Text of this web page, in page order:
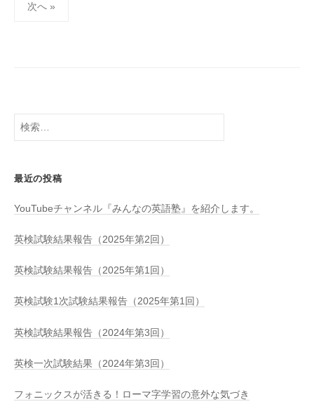
送
り
次へ »
検
索:
最近の投稿
YouTubeチャンネル『みんなの英語塾』を紹介します。
英検試験結果報告（2025年第2回）
英検試験結果報告（2025年第1回）
英検試験1次試験結果報告（2025年第1回）
英検試験結果報告（2024年第3回）
英検一次試験結果（2024年第3回）
フォニックスが活きる！ローマ字学習の意外な気づき